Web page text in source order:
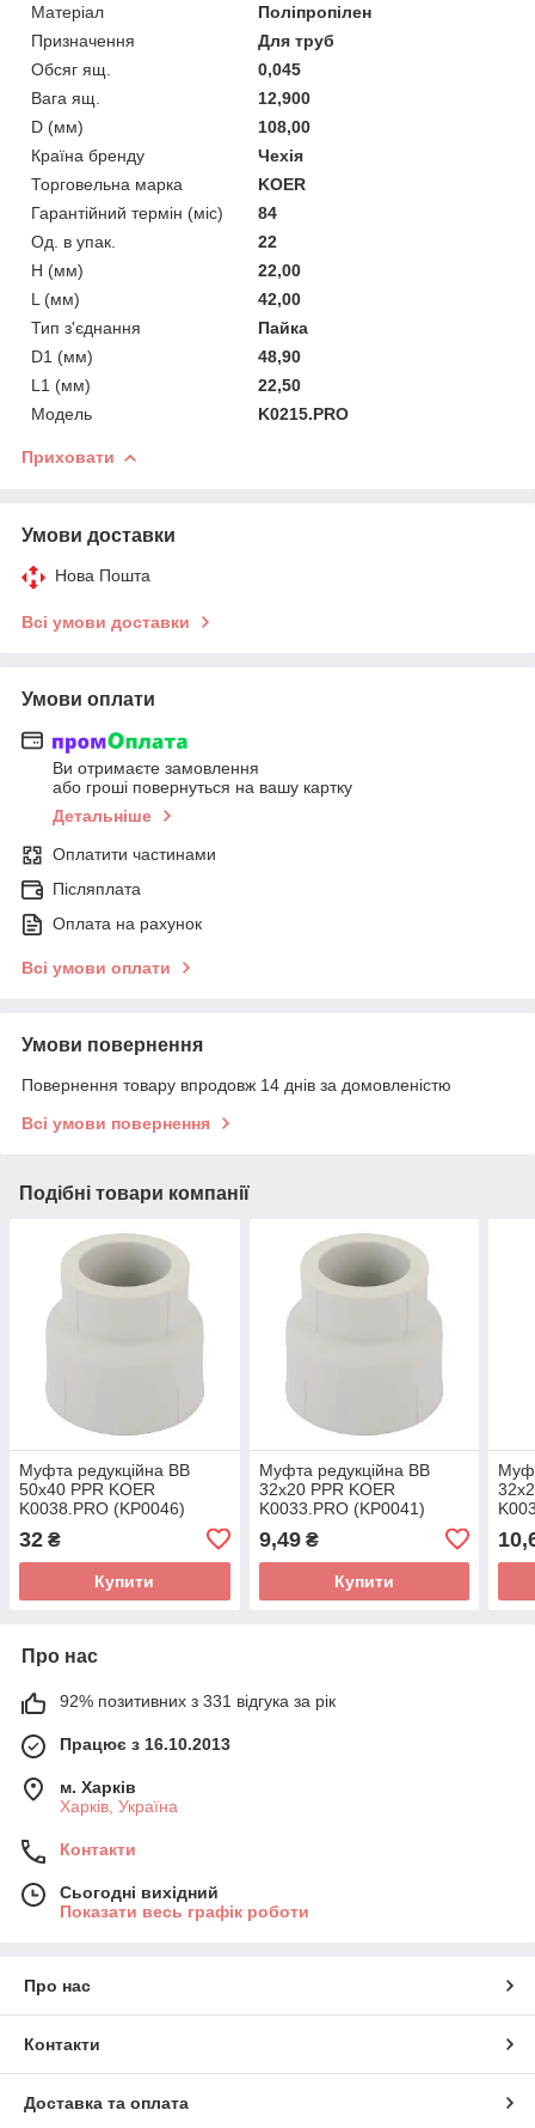
Матеріал
Поліпропілен
Призначення
Для труб
Обсяг ящ.
0,045
Вага ящ.
12,900
D (мм)
108,00
Країна бренду
Чехія
Торговельна марка
KOER
Гарантійний термін (міс)
84
Од. в упак.
22
H (мм)
22,00
L (мм)
42,00
Тип з'єднання
Пайка
D1 (мм)
48,90
L1 (мм)
22,50
Мoдель
K0215.PRO
Приховати
Умови доставки
Нова Пошта
Всі умови доставки
Умови оплати
Ви отримаєте замовлення
або гроші повернуться на вашу картку
Детальніше
Оплатити частинами
Післяплата
Оплата на рахунок
Всі умови оплати
Умови повернення
Повернення товару впродовж 14 днів за домовленістю
Всі умови повернення
Подібні товари компанії
Муфта редукційна ВВ
50x40 PPR KOER
K0038.PRO (KP0046)
32 ₴
Купити
Муфта редукційна ВВ
32x20 PPR KOER
K0033.PRO (KP0041)
9,49₴
Купити
Про нас
92% позитивних з 331 відгука за рік
Працює з 16.10.2013
м. Харків
Харків, Україна
Контакти
Сьогодні вихідний
Показати весь графік роботи
Про нас
Контакти
Доставка та оплата